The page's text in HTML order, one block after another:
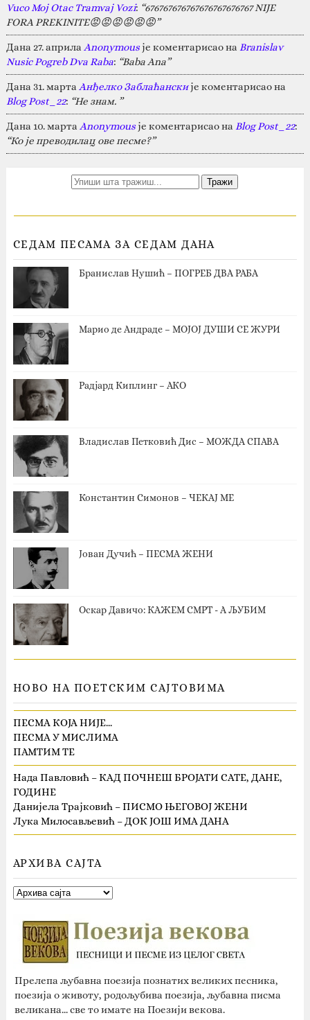
Vuco Moj Otac Tramvaj Vozi: “676767676767676767676767 NIJE
FORA PREKINITE😡😡😡😡😡😡”
Дана 27. априла Anonymousје коментарисао на Branislav
Nusic Pogreb Dva Raba: “Baba Ana”
Дана 31. марта Анђелко Заблаћанскије коментарисао на
Blog Post_22: “Не знам. ”
Дана 10. марта Anonymousје коментарисао на Blog Post_22:
“Ко је преводилац ове песме?”
СЕДАМ ПЕСАМА ЗА СЕДАМ ДАНА
Бранислав Нушић – ПОГРЕБ ДВА РАБА
Марио де Андраде – МОЈОЈ ДУШИ СЕ ЖУРИ
Радјард Киплинг – АКО
Владислав Петковић Дис – МОЖДА СПАВА
Константин Симонов – ЧЕКАЈ МЕ
Јован Дучић – ПЕСМА ЖЕНИ
Оскар Давичо‎: КАЖЕМ СМРТ - А ЉУБИМ
НОВО НА ПОЕТСКИМ САЈТОВИМА
ПЕСМА КОЈА НИЈЕ…
ПЕСМА У МИСЛИМА
ПАМТИМ ТЕ
Нада Павловић – КАД ПОЧНЕШ БРОЈАТИ САТЕ, ДАНЕ,
ГОДИНЕ
Данијела Трајковић – ПИСМО ЊЕГОВОЈ ЖЕНИ
Лука Милосављевић – ДОК ЈОШ ИМА ДАНА
АРХИВА САЈТА
Прелепа љубавна поезија познатих великих песника,
поезија о животу, родољубива поезија, љубавна писма
великана... све то имате на Поезији векова.